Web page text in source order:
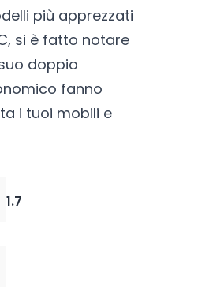
più apprezzati
si è fatto notare
doppio
fanno
i tuoi mobili e
1.7